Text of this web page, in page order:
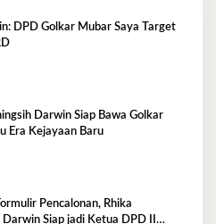
DPD Golkar Mubar Saya Target
Darwin Siap Bawa Golkar
Era Kejayaan Baru
Pencalonan, Rhika
Siap jadi Ketua DPD II